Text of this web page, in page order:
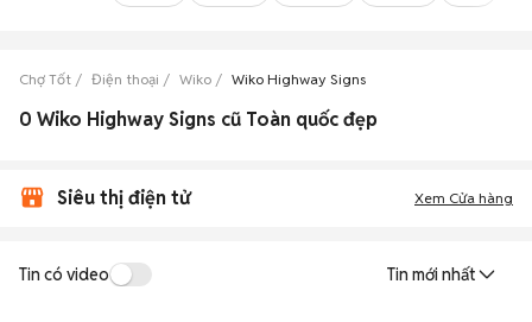
Chợ Tốt Điện thoại Wiko Wiko Highway Signs
0 Wiko Highway Signs cũ Toàn quốc đẹp
Siêu thị điện tử Xem Cửa hàng
Tin có video Tin mới nhất